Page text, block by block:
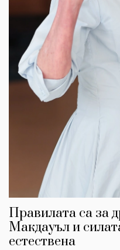
Правилата са за
Макдауъл и
естествена